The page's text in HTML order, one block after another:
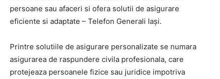
persoane sau afaceri si ofera solutii de asigurare
eficiente si adaptate – Telefon Generali Iași.
Printre solutiile de asigurare personalizate se numara
asigurarea de raspundere civila profesionala, care
protejeaza persoanele fizice sau juridice impotriva